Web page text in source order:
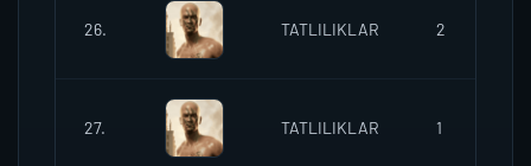
26. TATLILIKLAR 2
27. TATLILIKLAR 1